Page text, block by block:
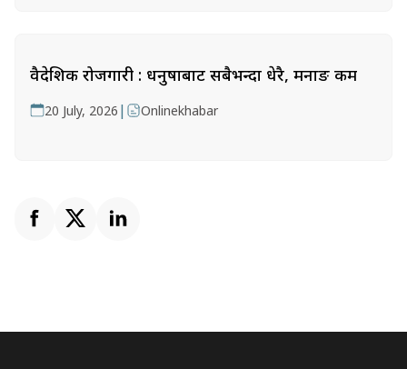
वैदेशिक रोजगारी : धनुषाबाट सबैभन्दा धेरै, मनाङ कम
20 July, 2026 | Onlinekhabar